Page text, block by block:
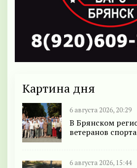
Картина дня
6 августа 2026, 20:29
В Брянском
ветеранов спорта
6 августа 2026, 15:44